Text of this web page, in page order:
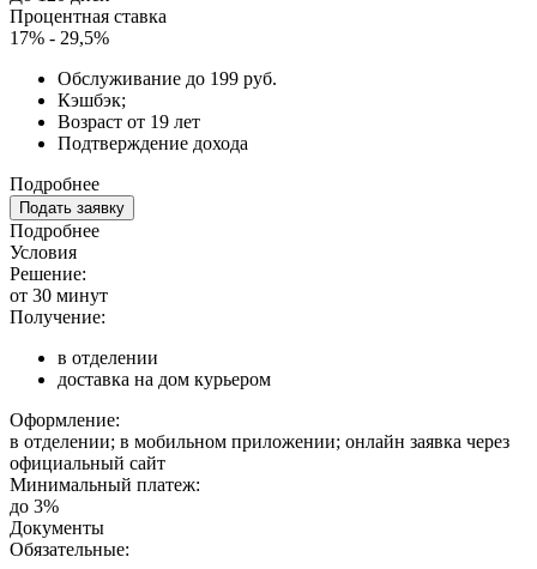
Процентная ставка
17% - 29,5%
Обслуживание до 199 руб.
Кэшбэк;
Возраст от 19 лет
Подтверждение дохода
Подробнее
Подать заявку
Подробнее
Условия
Решение:
от 30 минут
Получение:
в отделении
доставка на дом курьером
Оформление:
в отделении; в мобильном приложении; онлайн заявка через
официальный сайт
Минимальный платеж:
до 3%
Документы
Обязательные: